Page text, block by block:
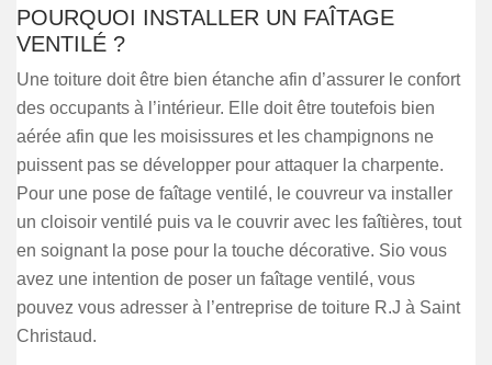
POURQUOI INSTALLER UN FAÎTAGE
VENTILÉ ?
Une toiture doit être bien étanche afin d’assurer le confort
des occupants à l’intérieur. Elle doit être toutefois bien
aérée afin que les moisissures et les champignons ne
puissent pas se développer pour attaquer la charpente.
Pour une pose de faîtage ventilé, le couvreur va installer
un cloisoir ventilé puis va le couvrir avec les faîtières, tout
en soignant la pose pour la touche décorative. Sio vous
avez une intention de poser un faîtage ventilé, vous
pouvez vous adresser à l’entreprise de toiture R.J à Saint
Christaud.